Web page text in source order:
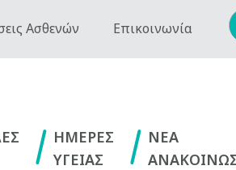
Ασθενών Επικοινωνία
ΗΜΕΡΕΣ
ΥΓΕΙΑΣ
NEA